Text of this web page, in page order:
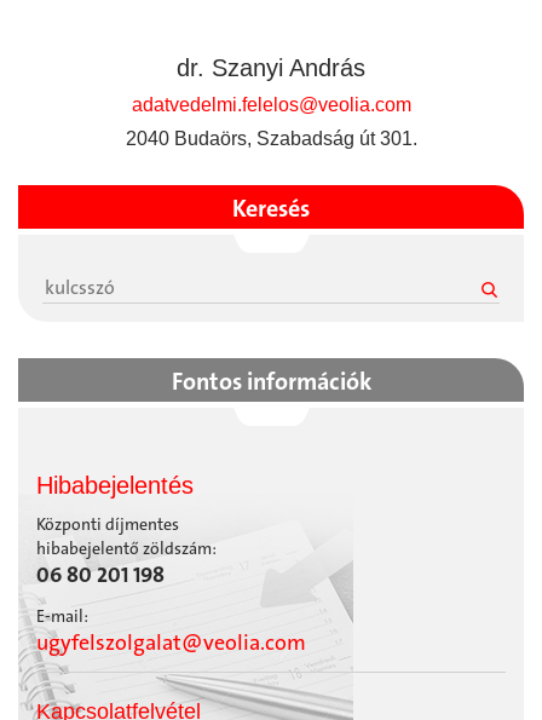
dr. Szanyi András
adatvedelmi.felelos@veolia.com
2040 Budaörs, Szabadság út 301.
Keresés
Fontos információk
Hibabejelentés
Központi díjmentes
hibabejelentő zöldszám:
06 80 201 198
E-mail:
ugyfelszolgalat@veolia.com
Kapcsolatfelvétel